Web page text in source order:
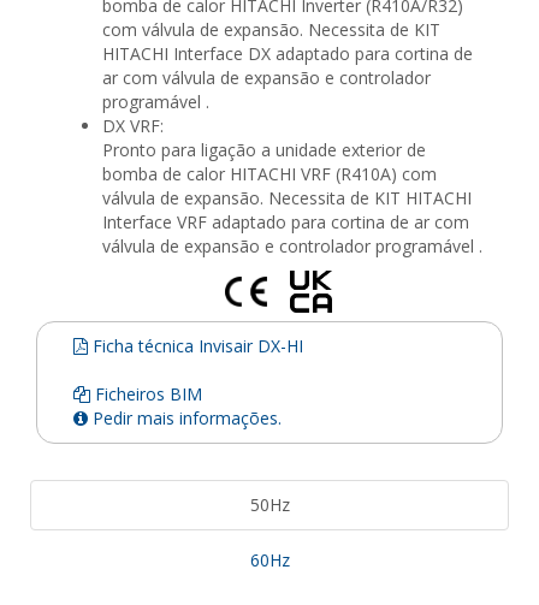
bomba de calor HITACHI Inverter (R410A/R32)
com válvula de expansão. Necessita de KIT
HITACHI Interface DX adaptado para cortina de
ar com válvula de expansão e controlador
programável .
DX VRF:
Pronto para ligação a unidade exterior de
bomba de calor HITACHI VRF (R410A) com
válvula de expansão. Necessita de KIT HITACHI
Interface VRF adaptado para cortina de ar com
válvula de expansão e controlador programável .
Ficha técnica Invisair DX-HI
Ficheiros BIM
Pedir mais informações.
50Hz
60Hz